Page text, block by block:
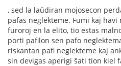
, sed la laŭdiran mojosecon
pafas neglekteme. Fumi kaj
furoroj en la elito, tio estas
porti pafilon sen pafo
riskantan pafi neglekteme kaj
sin devigas aperigi ŝati tion kiel